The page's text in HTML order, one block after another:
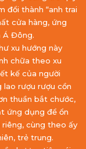
đổi thành “anh trai
cửa hàng, ứng
Á Đông.
xu hướng này
chữa theo xu
kế của người
rượu rượu cồn
thuần bắt chước,
ứng dụng để ổn
cùng theo ấy
trẻ trung.